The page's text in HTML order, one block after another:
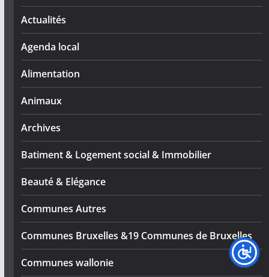
Actualités
Agenda local
Alimentation
Animaux
Archives
Batiment & Logement social & Immobilier
Beauté & Elégance
Communes Autres
Communes Bruxelles &19 Communes de Bruxelles
Communes wallonie